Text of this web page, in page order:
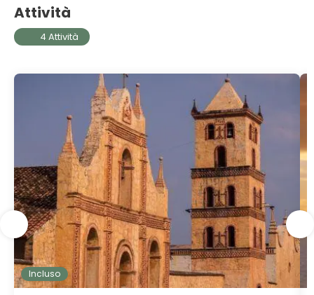
Attività
4 Attività
Incluso